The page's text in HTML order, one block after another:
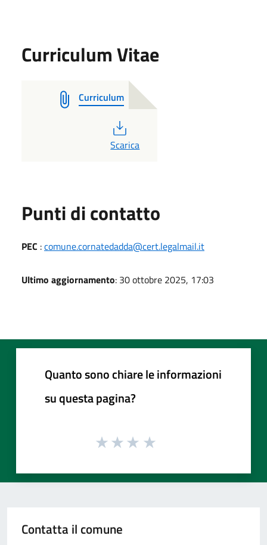
Curriculum Vitae
Curriculum
PDF
Scarica
Punti di contatto
PEC :comune.cornatedadda@cert.legalmail.it
Ultimo aggiornamento: 30 ottobre 2025, 17:03
Quanto sono chiare le informazioni
su questa pagina?
Contatta il comune